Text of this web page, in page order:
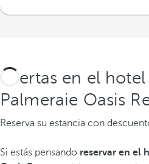
Ofertas en el
Palmeraie Oasis
Reserva su estancia con
Si estás pensando reservar en el